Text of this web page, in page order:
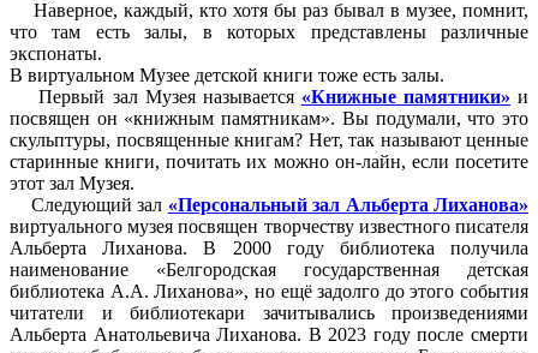
Наверное, каждый, кто хотя бы раз бывал в музее, помнит,
что там есть залы, в которых представлены различные
экспонаты.
В виртуальном Музее детской книги тоже есть залы.
Первый зал Музея называется «Книжные памятники» и
посвящен он «книжным памятникам». Вы подумали, что это
скульптуры, посвященные книгам? Нет, так называют ценные
старинные книги, почитать их можно он-лайн, если посетите
этот зал Музея.
Следующий зал «Персональный зал Альберта Лиханова»
виртуального музея посвящен творчеству известного писателя
Альберта Лиханова. В 2000 году библиотека получила
наименование «Белгородская государственная детская
библиотека А.А. Лиханова», но ещё задолго до этого события
читатели и библиотекари зачитывались произведениями
Альберта Анатольевича Лиханова. В 2023 году после смерти